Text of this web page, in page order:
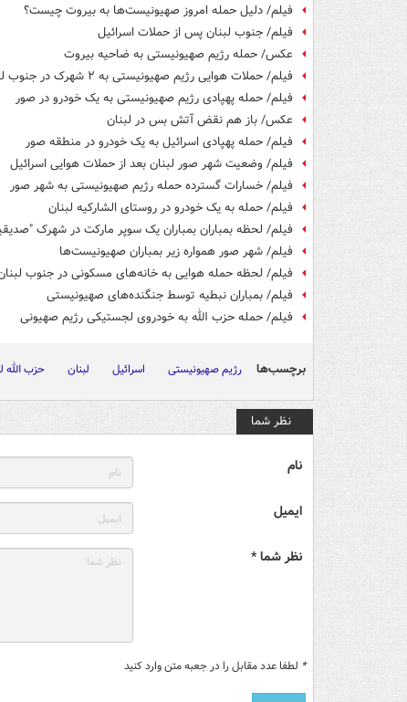
فیلم/ دلیل حمله امروز صهیونیست‌ها به بیروت چیست؟
فیلم/ جنوب لبنان پس از حملات اسرائیل
عکس/ حمله رژیم صهیونیستی به ضاحیه بیروت
فیلم/ حملات هوایی رژیم صهیونیستی به ۲ شهرک در جنوب لبنان
فیلم/ حمله پهپادی رژیم صهیونیستی به یک خودرو در صور
عکس/ باز هم نقض آتش بس در لبنان
فیلم/ حمله پهپادی اسرائیل به یک خودرو در منطقه صور
فیلم/ وضعیت شهر صور لبنان بعد از حملات هوایی اسرائیل
فیلم/ خسارات گسترده حمله رژیم صهیونیستی به شهر صور
فیلم/ حمله به یک خودرو در روستای الشارکیه لبنان
فیلم/ لحظه بمباران بمباران یک سوپر مارکت در شهرک
فیلم/ شهر صور همواره زیر بمباران صهیونیست‌ها
فیلم/ لحظه حمله هوایی به خانه‌های مسکونی در جنوب
فیلم/ بمباران نبطیه توسط جنگنده‌های صهیونیستی
فیلم/ حمله حزب الله به خودروی لجستیکی رژیم صهیونی
برچسب‌ها رژیم صهیونیستی اسرائیل لبنان حزب الله
نظر شما
نام
ایمیل
نظر شما *
* لطفا عدد مقابل را در جعبه متن وارد کنید